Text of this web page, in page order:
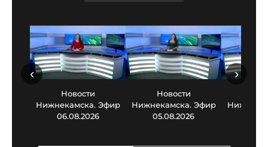
Новости
Нижнекамска. Эфир
06.08.2026
Новости
Нижнекамска. Эфир
05.08.2026
‹ ›